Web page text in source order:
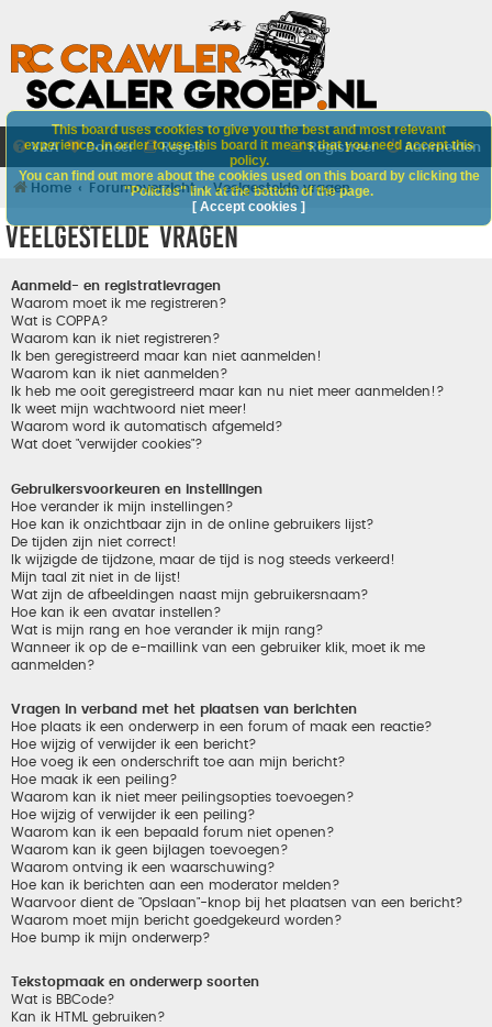
V&A Doneer Regels Aanmelden
Registreer
Home Forumoverzicht Veelgestelde vragen
Veelgestelde vragen
Aanmeld- en registratievragen
Waarom moet ik me registreren?
Wat is COPPA?
Waarom kan ik niet registreren?
Ik ben geregistreerd maar kan niet aanmelden!
Waarom kan ik niet aanmelden?
Ik heb me ooit geregistreerd maar kan nu niet meer aanmelden!?
Ik weet mijn wachtwoord niet meer!
Waarom word ik automatisch afgemeld?
Wat doet "verwijder cookies"?
Gebruikersvoorkeuren en instellingen
Hoe verander ik mijn instellingen?
Hoe kan ik onzichtbaar zijn in de online gebruikers lijst?
De tijden zijn niet correct!
Ik wijzigde de tijdzone, maar de tijd is nog steeds verkeerd!
Mijn taal zit niet in de lijst!
Wat zijn de afbeeldingen naast mijn gebruikersnaam?
Hoe kan ik een avatar instellen?
Wat is mijn rang en hoe verander ik mijn rang?
Wanneer ik op de e-maillink van een gebruiker klik, moet ik me
aanmelden?
Vragen in verband met het plaatsen van berichten
Hoe plaats ik een onderwerp in een forum of maak een reactie?
Hoe wijzig of verwijder ik een bericht?
Hoe voeg ik een onderschrift toe aan mijn bericht?
Hoe maak ik een peiling?
Waarom kan ik niet meer peilingsopties toevoegen?
Hoe wijzig of verwijder ik een peiling?
Waarom kan ik een bepaald forum niet openen?
Waarom kan ik geen bijlagen toevoegen?
Waarom ontving ik een waarschuwing?
Hoe kan ik berichten aan een moderator melden?
Waarvoor dient de "Opslaan"-knop bij het plaatsen van een bericht?
Waarom moet mijn bericht goedgekeurd worden?
Hoe bump ik mijn onderwerp?
Tekstopmaak en onderwerp soorten
Wat is BBCode?
Kan ik HTML gebruiken?
This board uses cookies to give you the best and most relevant
experience. In order to use this board it means that you need accept this
policy.
You can find out more about the cookies used on this board by clicking the
"Policies" link at the bottom of the page.
[ Accept cookies ]